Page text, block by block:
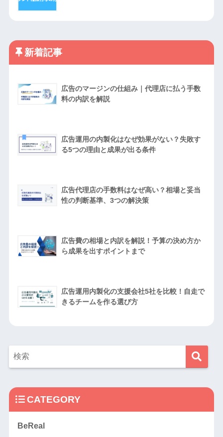
新着記事
広告のマージンの仕組み｜代理店に払う手数
料の内訳を解説
広告運用の内製化はなぜ効果がない？失敗す
る5つの理由と成果が出る条件
広告代理店の手数料はなぜ高い？相場と妥当
性の判断基準、3つの解決策
広告費の相場と内訳を解説！予算の決め方か
ら成果を出すポイントまで
広告運用内製化の支援会社5社を比較！自走で
きるチームを作る選び方
CATEGORY
BeReal